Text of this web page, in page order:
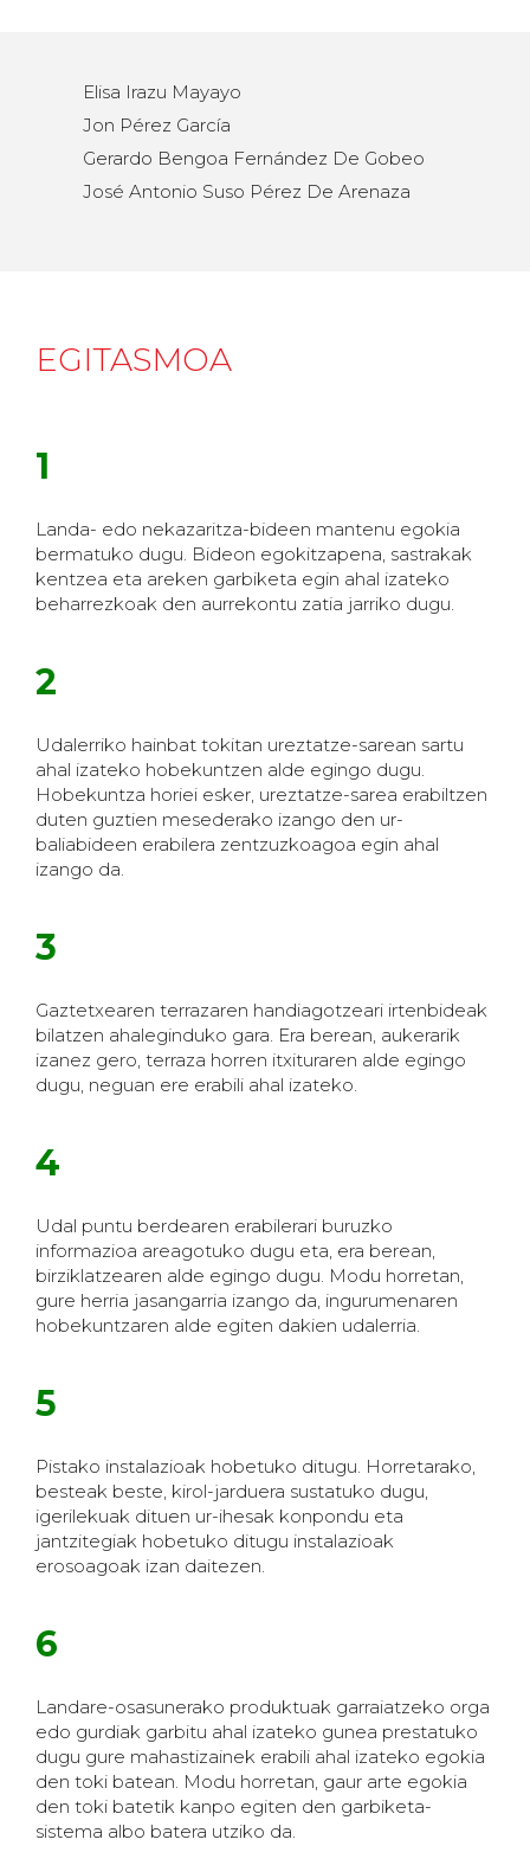
Elisa Irazu Mayayo
Jon Pérez García
Gerardo Bengoa Fernández De Gobeo
José Antonio Suso Pérez De Arenaza
EGITASMOA
1
Landa- edo nekazaritza-bideen mantenu egokia
bermatuko dugu. Bideon egokitzapena, sastrakak
kentzea eta areken garbiketa egin ahal izateko
beharrezkoak den aurrekontu zatia jarriko dugu.
2
Udalerriko hainbat tokitan ureztatze-sarean sartu
ahal izateko hobekuntzen alde egingo dugu.
Hobekuntza horiei esker, ureztatze-sarea erabiltzen
duten guztien mesederako izango den ur-
baliabideen erabilera zentzuzkoagoa egin ahal
izango da.
3
Gaztetxearen terrazaren handiagotzeari irtenbideak
bilatzen ahaleginduko gara. Era berean, aukerarik
izanez gero, terraza horren itxituraren alde egingo
dugu, neguan ere erabili ahal izateko.
4
Udal puntu berdearen erabilerari buruzko
informazioa areagotuko dugu eta, era berean,
birziklatzearen alde egingo dugu. Modu horretan,
gure herria jasangarria izango da, ingurumenaren
hobekuntzaren alde egiten dakien udalerria.
5
Pistako instalazioak hobetuko ditugu. Horretarako,
besteak beste, kirol-jarduera sustatuko dugu,
igerilekuak dituen ur-ihesak konpondu eta
jantzitegiak hobetuko ditugu instalazioak
erosoagoak izan daitezen.
6
Landare-osasunerako produktuak garraiatzeko orga
edo gurdiak garbitu ahal izateko gunea prestatuko
dugu gure mahastizainek erabili ahal izateko egokia
den toki batean. Modu horretan, gaur arte egokia
den toki batetik kanpo egiten den garbiketa-
sistema albo batera utziko da.